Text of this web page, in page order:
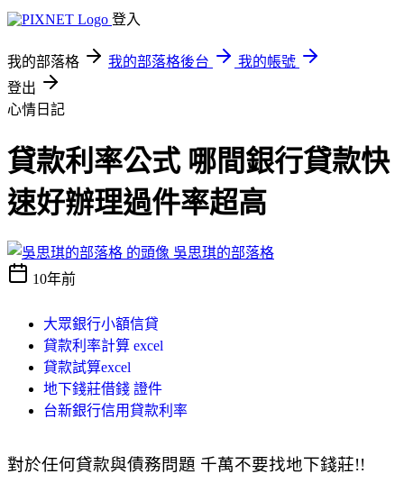
登入
我的部落格 我的部落格後台
我的帳號
登出
心情日記
貸款利率公式 哪間銀行貸款快
速好辦理過件率超高
吳思琪的部落格
10年前
大眾銀行小額信貸
貸款利率計算 excel
貸款試算excel
地下錢莊借錢 證件
台新銀行信用貸款利率
對於任何貸款與債務問題 千萬不要找地下錢莊!!